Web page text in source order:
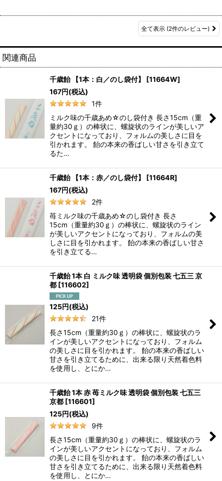
全て表示 (2件のレビュー)
関連商品
千歳飴 【1本：白／のし袋付】 [11664W]
167円(税込)
1件
ミルク味の千歳あめ☆のし袋付き 長さ15cm（重
量約30ｇ）の棒状に、螺旋状のラインが美しいア
クセントになっており、フォルムの美しさに目を
引かれます。 飴の本来の香ばしい甘さを引き立て
るた…
千歳飴 【1本：赤／のし袋付】 [11664R]
167円(税込)
2件
苺ミルク味の千歳あめ☆のし袋付き 長さ
15cm（重量約30ｇ）の棒状に、螺旋状のライン
が美しいアクセントになっており、フォルムの美
しさに目を引かれます。 飴の本来の香ばしい甘さ
を引き立てる…
千歳飴 1本 白 ミルク味 透明袋 個別包装 七五三 京
都 [116602]
125円(税込)
21件
長さ15cm（重量約30ｇ）の棒状に、螺旋状のラ
インが美しいアクセントになっており、フォルム
の美しさに目を引かれます。 飴の本来の香ばしい
甘さを引き立てるために、出来る限り天然着色料
を使用し、とにか…
千歳飴 1本 赤 苺ミルク味 透明袋 個別包装 七五三
京都 [116601]
125円(税込)
9件
長さ15cm（重量約30ｇ）の棒状に、螺旋状のラ
インが美しいアクセントになっており、フォルム
の美しさに目を引かれます。 飴の本来の香ばしい
甘さを引き立てるために、出来る限り天然着色料
を使用し、とにか…